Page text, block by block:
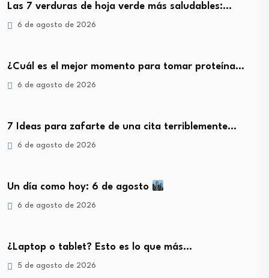
Las 7 verduras de hoja verde más saludables:…
6 de agosto de 2026
¿Cuál es el mejor momento para tomar proteína…
6 de agosto de 2026
7 Ideas para zafarte de una cita terriblemente…
6 de agosto de 2026
Un día como hoy: 6 de agosto
6 de agosto de 2026
¿Laptop o tablet? Esto es lo que más…
5 de agosto de 2026